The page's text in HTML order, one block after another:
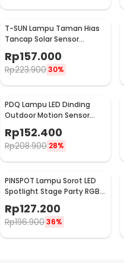
T-SUN Lampu Taman Hias
Tancap Solar Sensor
3W - TS-G0902
Rp157.000
Rp223.90030%
PDQ Lampu LED Dinding
Outdoor Motion Sensor
Inner Light - 3120
Rp152.400
Rp208.900 28%
PINSPOT Lampu Sorot LED
Spotlight Stage Party RGB
Rp127.200
Rp196.90036%